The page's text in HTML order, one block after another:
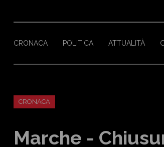
CRONACA POLITICA ATTUALITÀ
CRONACA
Marche -